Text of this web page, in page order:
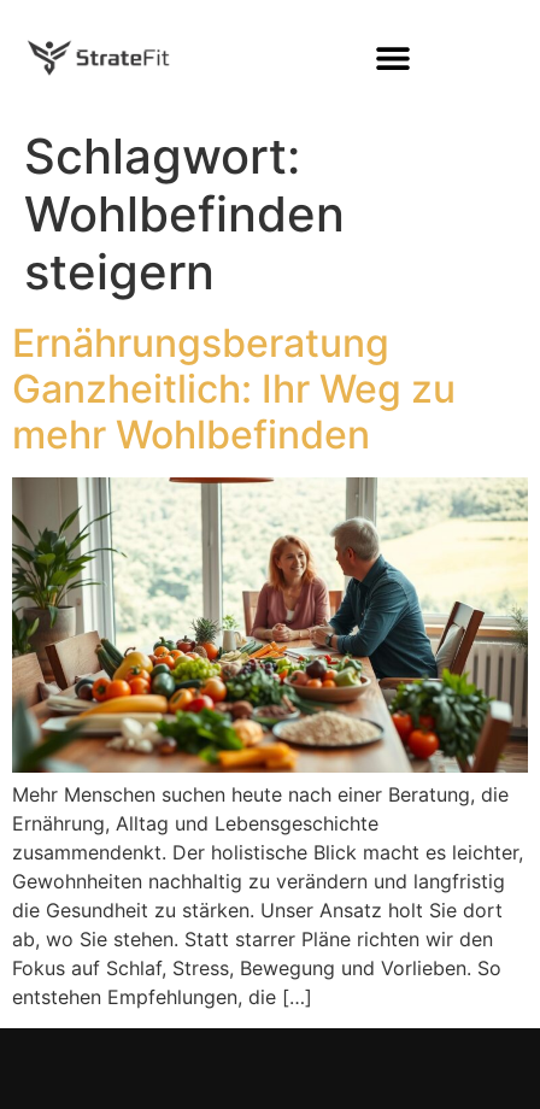
Schlagwort:
Wohlbefinden
steigern
Ernährungsberatung
Ganzheitlich: Ihr Weg zu
mehr Wohlbefinden
Mehr Menschen suchen heute nach einer Beratung, die
Ernährung, Alltag und Lebensgeschichte
zusammendenkt. Der holistische Blick macht es leichter,
Gewohnheiten nachhaltig zu verändern und langfristig
die Gesundheit zu stärken. Unser Ansatz holt Sie dort
ab, wo Sie stehen. Statt starrer Pläne richten wir den
Fokus auf Schlaf, Stress, Bewegung und Vorlieben. So
entstehen Empfehlungen, die […]